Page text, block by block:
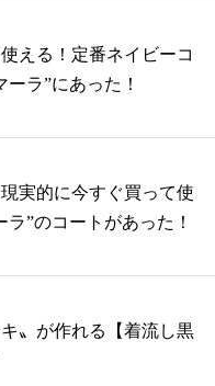
える！定番ネイビーコ
ラ”にあった！
実的に今すぐ買って使
ラ”のコートがあった！
〟が作れる【着流し黒